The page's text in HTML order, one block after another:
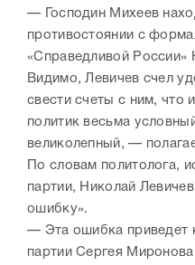
— Господин Михеев
противостоянии с
«Справедливой
Видимо, Левичев счел
свести счеты с ним, что
политик весьма
великолепный, —
По словам политолога,
партии, Николай
ошибку».
— Эта ошибка приведет
партии Сергея